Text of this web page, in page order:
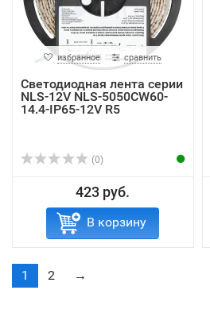
избранное сравнить
Светодиодная лента серии
NLS-12V NLS-5050СW60-
14.4-IP65-12V R5
(0)
423 руб.
В корзину
1 2 →